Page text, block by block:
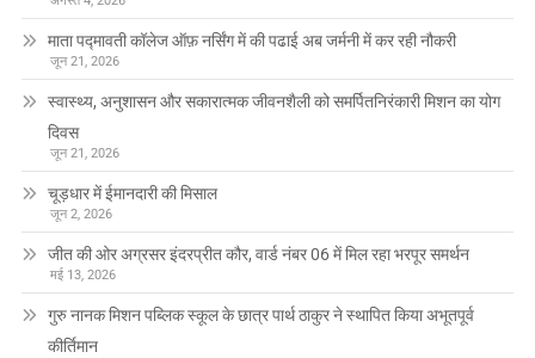
माता पद्मावती कॉलेज ऑफ़ नर्सिंग में की पढाई अब जर्मनी में कर रही नौकरी
जून 21, 2026
स्वास्थ्य, अनुशासन और सकारात्मक जीवनशैली को समर्पितनिरंकारी मिशन का योग
दिवस
जून 21, 2026
चूड़धार में ईमानदारी की मिसाल
जून 2, 2026
जीत की ओर अग्रसर इंदरप्रीत कौर, वार्ड नंबर 06 में मिल रहा भरपूर समर्थन
मई 13, 2026
गुरु नानक मिशन पब्लिक स्कूल के छात्र पार्थ ठाकुर ने स्थापित किया अभूतपूर्व
कीर्तिमान